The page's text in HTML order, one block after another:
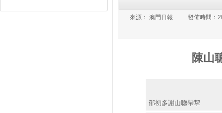
來源： 澳門日報 發佈時間：
陳山
邵初多謝山聰帶挈